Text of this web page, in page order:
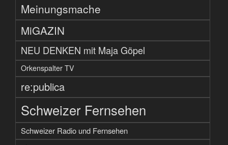
Meinungsmache
MiGAZIN
NEU DENKEN mit Maja Göpel
Orkenspalter TV
re:publica
Schweizer Fernsehen
Schweizer Radio und Fernsehen